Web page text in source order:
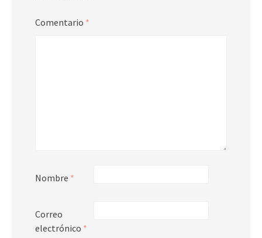
Comentario *
Nombre *
Correo
electrónico *